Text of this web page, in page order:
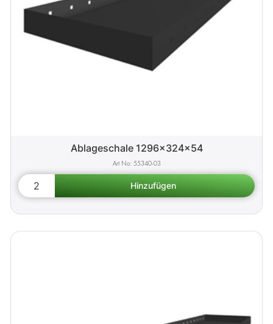
Ablageschale 1296x324x54
55340-03